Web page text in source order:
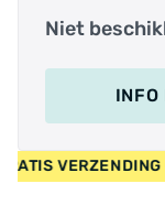
Niet
INFO
• GRATIS